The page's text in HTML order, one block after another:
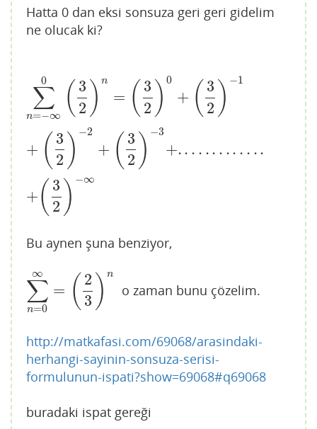
Hatta 0 dan eksi sonsuza geri geri gidelim
ne olucak ki?
∑
n=−∞
0 ( 3
2 ) n
= ( 3
2 ) 0
+ ( 3
2 ) −1
+ ( 3
2 ) −2
+ ( 3
2 ) −3
+.. . . .. . .. . . ..
+( 3
2 ) −∞
n= − 0 32 n 32 0 +(3 2) 1+( 32 )−2 + .
Bu aynen şuna benziyor,
∑
n=0
∞
= ( 2
3 ) n
∑n = 0∞ ( 3) n o zaman bunu çözelim.
http://matkafasi.com/69068/arasindaki-
herhangi-sayinin-sonsuza-serisi-
formulunun-ispati?show=69068#q69068
buradaki ispat gereği